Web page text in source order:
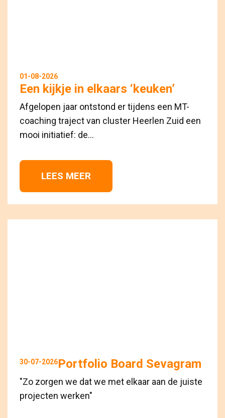
01-08-2026
Een kijkje in elkaars ‘keuken’
Afgelopen jaar ontstond er tijdens een MT-
coaching traject van cluster Heerlen Zuid een
mooi initiatief: de...
LEES MEER
30-07-2026Portfolio Board Sevagram
"Zo zorgen we dat we met elkaar aan de juiste
projecten werken"